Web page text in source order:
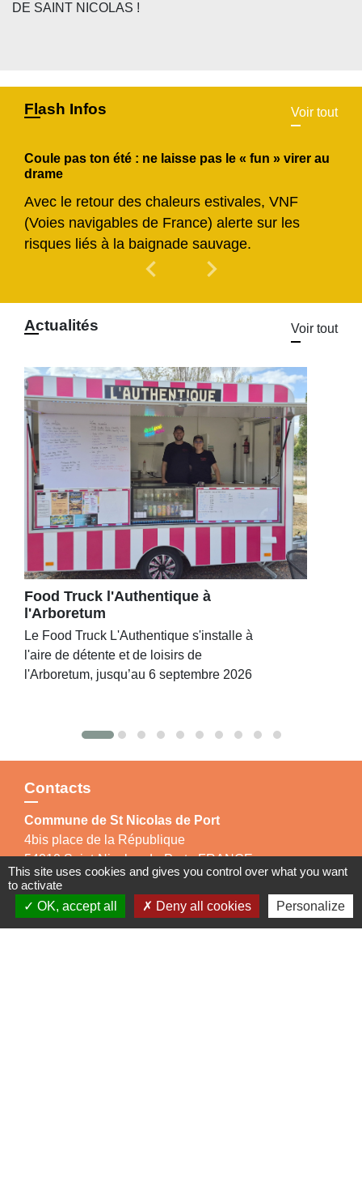
DE SAINT NICOLAS !
Flash Infos Voir tout
Coule pas ton été : ne laisse pas le « fun » virer au
drame
Avec le retour des chaleurs estivales, VNF
(Voies navigables de France) alerte sur les
risques liés à la baignade sauvage.
chevron_left Previous
chevron_right
Actualités Voir tout
Food Truck l'Authentique à
l'Arboretum
Le Food Truck L'Authentique s'installe à
l'aire de détente et de loisirs de
l'Arboretum, jusqu’au 6 septembre 2026
Contacts
Commune de St Nicolas de Port
4bis place de la République
54210 Saint-Nicolas-de-Port - FRANCE
+33 3 83 48 15 15
This site uses cookies and gives you control over what you want
to activate
OK, accept all
Deny all cookies Personalize